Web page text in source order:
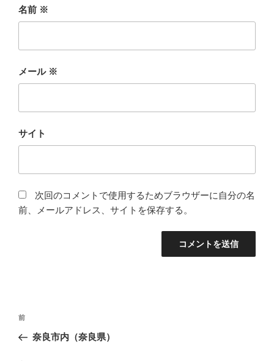
名前 ※
メール ※
サイト
次回のコメントで使用するためブラウザーに自分の名
前、メールアドレス、サイトを保存する。
投
ナ
過
去
前
奈良市内（奈良県）